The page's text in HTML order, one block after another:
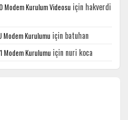
Modem Kurulum Videosu için hakverdi
Modem Kurulumu için batuhan
Modem Kurulumu için nuri koca